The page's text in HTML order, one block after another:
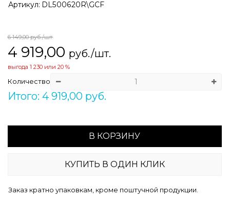
Артикул: DL500620R\GCF
6 149,00руб./шт.
4 919,00 руб./шт.
выгода 1 230или 20 %
Количество
Итого: 4 919,00 руб.
В КОРЗИНУ
КУПИТЬ В ОДИН КЛИК
Заказ кратно упаковкам, кроме поштучной продукции.